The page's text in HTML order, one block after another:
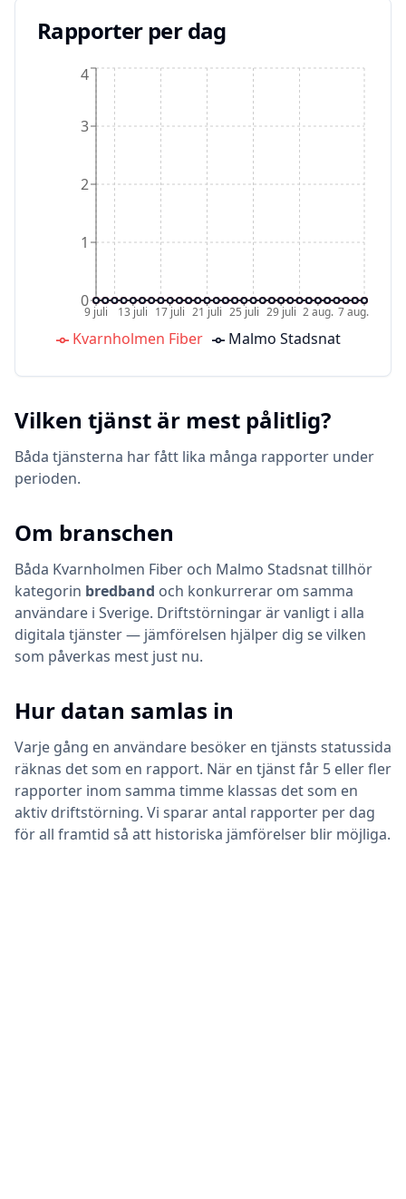
Rapporter per dag
9 juli 13 juli 17 juli 21 juli 25 juli 29 juli 2 aug. 7 aug.
0
1
2
3
4
Kvarnholmen Fiber Malmo Stadsnat
Vilken tjänst är mest pålitlig?
Båda tjänsterna har fått lika många rapporter under
perioden.
Om branschen
Båda Kvarnholmen Fiber och Malmo Stadsnattillhör
kategorin bredband och konkurrerar om samma
användare i Sverige. Driftstörningar är vanligt i alla
digitala tjänster — jämförelsen hjälper dig se vilken
som påverkas mest just nu.
Hur datan samlas in
Varje gång en användare besöker en tjänsts statussida
räknas det som en rapport. När en tjänst får 5 eller fler
rapporter inom samma timme klassas det som en
aktiv driftstörning. Vi sparar antal rapporter per dag
för all framtid så att historiska jämförelser blir möjliga.